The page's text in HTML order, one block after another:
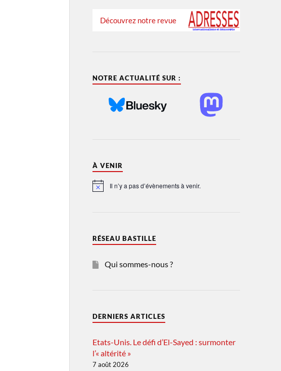
Découvrez notre revue
NOTRE ACTUALITÉ SUR :
À VENIR
Notice Il n’y a pas d’évènements à venir.
RÉSEAU BASTILLE
Qui sommes-nous ?
DERNIERS ARTICLES
Etats-Unis. Le défi d’El-Sayed : surmonter
l’« altérité »
7 août 2026